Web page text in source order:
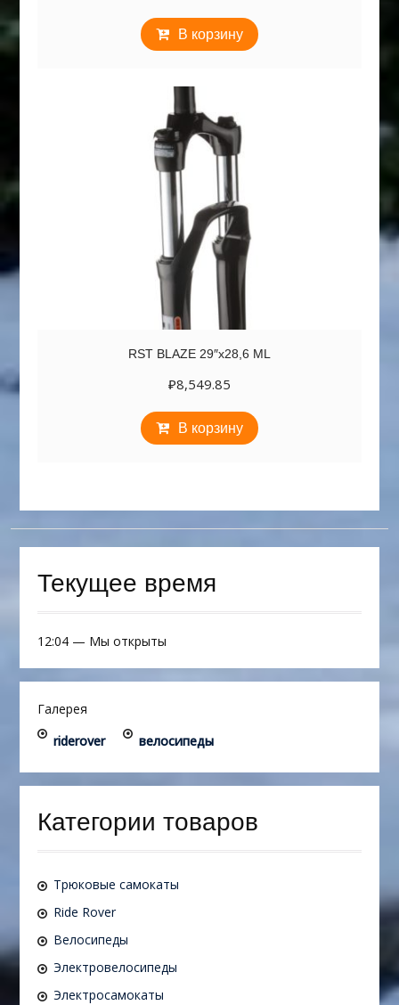
В корзину
RST BLAZE 29″х28,6 ML
₽8,549.85
В корзину
Текущее время
12:04— Мы открыты
Галерея
riderover
велосипеды
Категории товаров
Трюковые самокаты
Ride Rover
Велосипеды
Электровелосипеды
Электросамокаты